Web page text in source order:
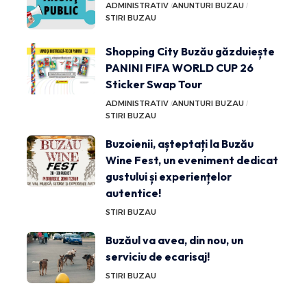
ADMINISTRATIV ANUNTURI BUZAU
STIRI BUZAU
Shopping City Buzău găzduiește
PANINI FIFA WORLD CUP 26
Sticker Swap Tour
ADMINISTRATIV ANUNTURI BUZAU
STIRI BUZAU
Buzoienii, așteptați la Buzău
Wine Fest, un eveniment dedicat
gustului și experiențelor
autentice!
STIRI BUZAU
Buzăul va avea, din nou, un
serviciu de ecarisaj!
STIRI BUZAU